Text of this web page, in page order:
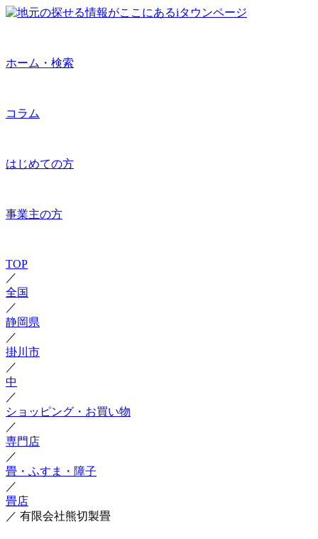
ホーム・検索
コラム
はじめての方
事業主の方
TOP
／
全国
／
静岡県
／
掛川市
／
中
／
ショッピング・お買い物
／
専門店
／
畳・ふすま・障子
／
畳店
／ 有限会社熊切製畳